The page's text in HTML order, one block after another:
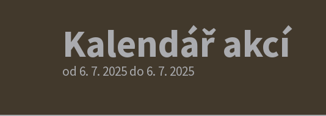
Kalendář akcí
od 6. 7. 2025 do 6. 7. 2025